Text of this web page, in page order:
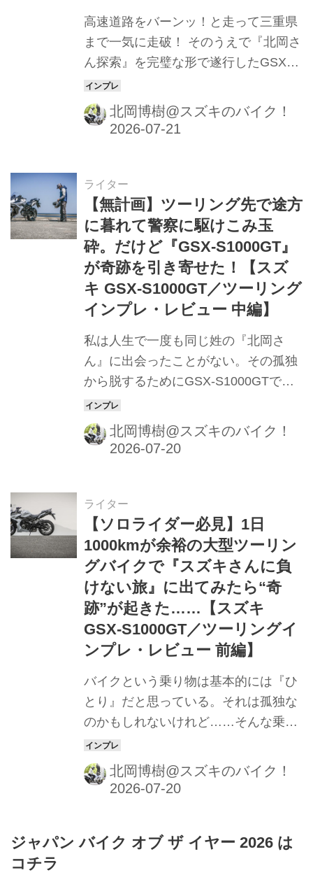
高速道路をバーンッ！と走って三重県
まで一気に走破！ そのうえで『北岡さ
ん探索』を完璧な形で遂行したGSX-
S1000GT。あれ、実はこのバイクっ
て……
北岡博樹@スズキのバイク！
ライター
【無計画】ツーリング先で途方
に暮れて警察に駆けこみ玉
砕。だけど『GSX-S1000GT』
が奇跡を引き寄せた！【スズ
キ GSX-S1000GT／ツーリング
インプレ・レビュー 中編】
私は人生で一度も同じ姓の『北岡さ
ん』に出会ったことがない。その孤独
から脱するためにGSX-S1000GTで三
重県までひとっ飛びしたのですが……
現地で問題に直面しました。
北岡博樹@スズキのバイク！
ライター
【ソロライダー必見】1日
1000kmが余裕の大型ツーリン
グバイクで『スズキさんに負
けない旅』に出てみたら“奇
跡”が起きた……【スズキ
GSX-S1000GT／ツーリングイ
ンプレ・レビュー 前編】
バイクという乗り物は基本的には『ひ
とり』だと思っている。それは孤独な
のかもしれないけれど……そんな乗り
物が“奇跡のつながり”を生み出した
話。実話です。
北岡博樹@スズキのバイク！
ジャパン バイク オブ ザ イヤー 2026 は
コチラ